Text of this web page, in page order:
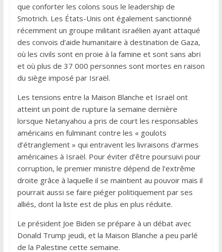
que conforter les colons sous le leadership de
Smotrich. Les États-Unis ont également sanctionné
récemment un groupe militant israélien ayant attaqué
des convois d’aide humanitaire à destination de Gaza,
où les civils sont en proie à la famine et sont sans abri
et où plus de 37 000 personnes sont mortes en raison
du siège imposé par Israël.
Les tensions entre la Maison Blanche et Israël ont
atteint un point de rupture la semaine dernière
lorsque Netanyahou a pris de court les responsables
américains en fulminant contre les « goulots
d’étranglement » qui entravent les livraisons d’armes
américaines à Israël. Pour éviter d’être poursuivi pour
corruption, le premier ministre dépend de l’extrême
droite grâce à laquelle il se maintient au pouvoir mais il
pourrait aussi se faire piéger politiquement par ses
alliés, dont la liste est de plus en plus réduite.
Le président Joe Biden se prépare à un débat avec
Donald Trump jeudi, et la Maison Blanche a peu parlé
de la Palestine cette semaine.